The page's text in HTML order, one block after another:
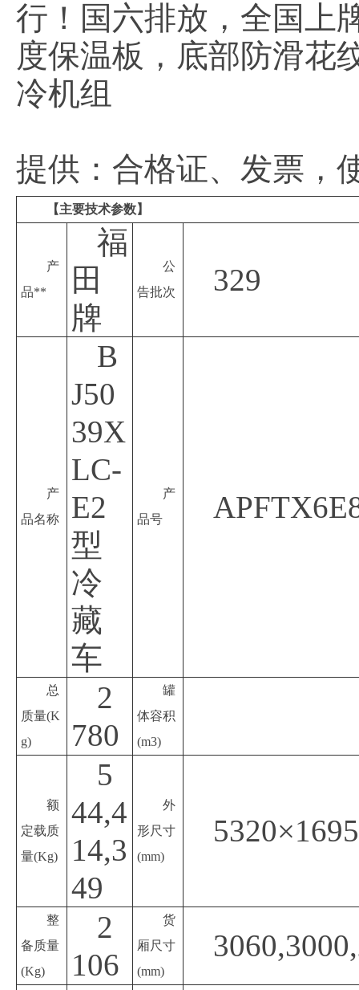
行！国六排放，全国上
度保温板，底部防滑花
冷机组
提供：合格证、发票，
【主要技术参数】
产
品**
福
田
牌
公
告批次
329
产
品名称
B
J50
39X
LC-
E2
型
冷
藏
车
产
品号
总
质量(K
g)
2
780
罐
体容积
(m3)
额
定载质
量(Kg)
5
44,4
14,3
49
外
形尺寸
(mm)
整
备质量
(Kg)
2
106
货
厢尺寸
(mm)